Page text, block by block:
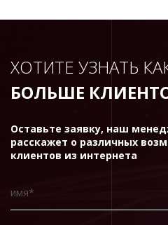
ХОТИТЕ УЗНАТЬ
БОЛЬШЕ
Оставьте заявку, наш
расскажет о различных
клиентов из интернета